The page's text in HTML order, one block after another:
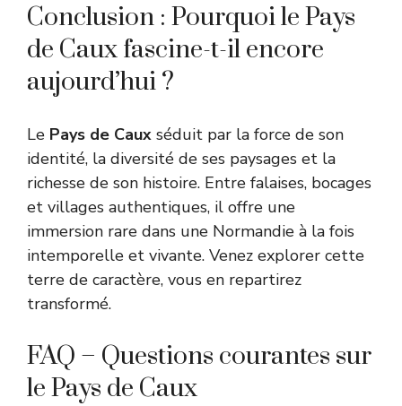
Conclusion : Pourquoi le Pays
de Caux fascine-t-il encore
aujourd’hui ?
Le Pays de Caux séduit par la force de son
identité, la diversité de ses paysages et la
richesse de son histoire. Entre falaises, bocages
et villages authentiques, il offre une
immersion rare dans une Normandie à la fois
intemporelle et vivante. Venez explorer cette
terre de caractère, vous en repartirez
transformé.
FAQ – Questions courantes sur
le Pays de Caux